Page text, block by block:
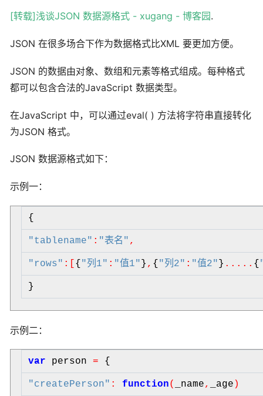
[转载]浅谈JSON 数据源格式 - xugang - 博客园.
JSON 在很多场合下作为数据格式比XML 要更加方便。
JSON 的数据由对象、数组和元素等格式组成。每种格式
都可以包含合法的JavaScript 数据类型。
在JavaScript 中，可以通过eval( ) 方法将字符串直接转化
为JSON 格式。
JSON 数据源格式如下：
示例一：
{
"tablename" : "表名 " ,
" rows" : { "列1" : "值1" } , { "列2" : "值2" } . . . . . {
}
示例二：
var person = {
"createPerson" : function( _name, _age )